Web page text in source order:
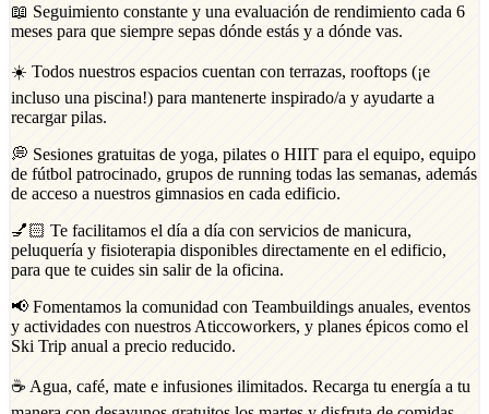
📖 Seguimiento constante y una evaluación de rendimiento cada 6
meses para que siempre sepas dónde estás y a dónde vas.
☀️ Todos nuestros espacios cuentan con terrazas, rooftops (¡e
incluso una piscina!) para mantenerte inspirado/a y ayudarte a
recargar pilas.
💭 Sesiones gratuitas de yoga, pilates o HIIT para el equipo, equipo
de fútbol patrocinado, grupos de running todas las semanas, además
de acceso a nuestros gimnasios en cada edificio.
💅🏻 Te facilitamos el día a día con servicios de manicura,
peluquería y fisioterapia disponibles directamente en el edificio,
para que te cuides sin salir de la oficina.
📢 Fomentamos la comunidad con Teambuildings anuales, eventos
y actividades con nuestros Aticcoworkers, y planes épicos como el
Ski Trip anual a precio reducido.
☕ Agua, café, mate e infusiones ilimitados. Recarga tu energía a tu